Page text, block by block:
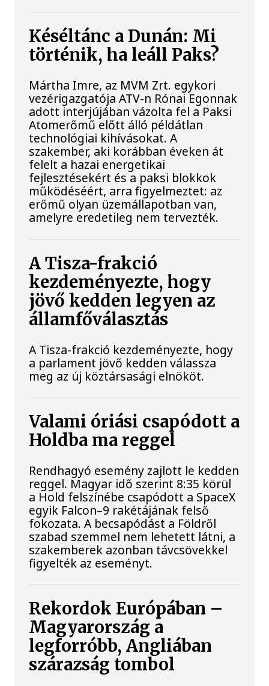
Késéltánc a Dunán: Mi
történik, ha leáll Paks?
Mártha Imre, az MVM Zrt. egykori
vezérigazgatója ATV-n Rónai Egonnak
adott interjújában vázolta fel a Paksi
Atomerőmű előtt álló példátlan
technológiai kihívásokat. A
szakember, aki korábban éveken át
felelt a hazai energetikai
fejlesztésekért és a paksi blokkok
működéséért, arra figyelmeztet: az
erőmű olyan üzemállapotban van,
amelyre eredetileg nem tervezték.
A Tisza-frakció
kezdeményezte, hogy
jövő kedden legyen az
államfőválasztás
A Tisza-frakció kezdeményezte, hogy
a parlament jövő kedden válassza
meg az új köztársasági elnököt.
Valami óriási csapódott a
Holdba ma reggel
Rendhagyó esemény zajlott le kedden
reggel. Magyar idő szerint 8:35 körül
a Hold felszínébe csapódott a SpaceX
egyik Falcon–9 rakétájának felső
fokozata. A becsapódást a Földről
szabad szemmel nem lehetett látni, a
szakemberek azonban távcsövekkel
figyelték az eseményt.
Rekordok Európában –
Magyarország a
legforróbb, Angliában
szárazság tombol